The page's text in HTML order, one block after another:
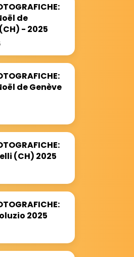
de
- 2025
de Genève
(CH) 2025
2025